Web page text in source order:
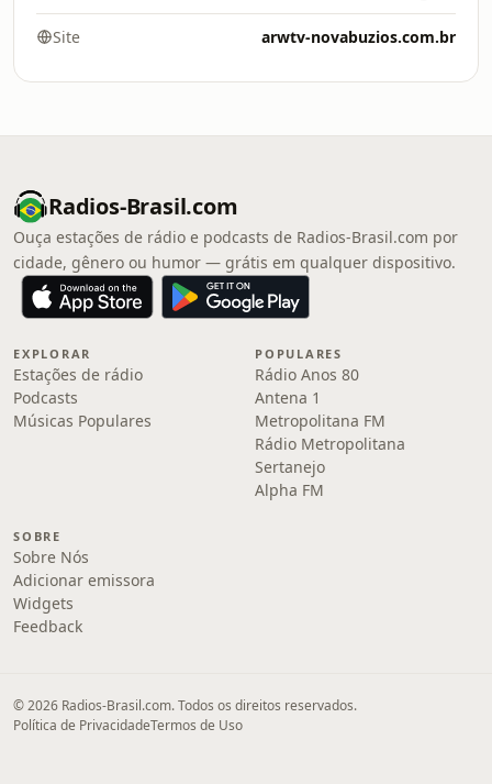
Site arwtv-novabuzios.com.br
Radios-Brasil.com
Ouça estações de rádio e podcasts de Radios-Brasil.com por
cidade, gênero ou humor — grátis em qualquer dispositivo.
EXPLORAR
Estações de rádio
Podcasts
Músicas Populares
POPULARES
Rádio Anos 80
Antena 1
Metropolitana FM
Rádio Metropolitana
Sertanejo
Alpha FM
SOBRE
Sobre Nós
Adicionar emissora
Widgets
Feedback
© 2026 Radios-Brasil.com. Todos os direitos reservados.
Política de PrivacidadeTermos de Uso